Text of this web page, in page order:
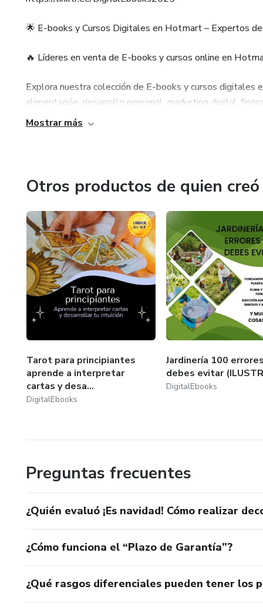
✅ Candelero con conchas y
✅ Y muchas cosas más
🌟 E-books y Cursos Digitales en Hotmart – Expertos
🔥 Líderes en venta de E-books y cursos online en
Explora nuestra colección de E-books y cursos digitales
alimentación, desarrollo personal, marketing digital,
✅ Compra fácil y segura: múltiples métodos de pago
✅ Soporte 24/7: atención personalizada por email,
✅ Más de 1500 productos digitales en Hotmart: variedad
✅ Colaboración directa con Hotmart: productos 100%
✨ Nuestra misión: ayudarte a aprender online, adquirir
🌈 Descubre hoy mismo nuestros E-books y cursos
Mostrar más
Otros productos de quien
Tarot para principiantes
aprende a interpretar
cartas y desa...
DigitalEbooks
Jardinería 100
debes evitar
DigitalEbooks
Preguntas frecuentes
¿Quién evaluó ¡Es navidad! Cómo realizar
¿Cómo funciona el “Plazo de Garantía”?
¿Qué rasgos diferenciales pueden tener los